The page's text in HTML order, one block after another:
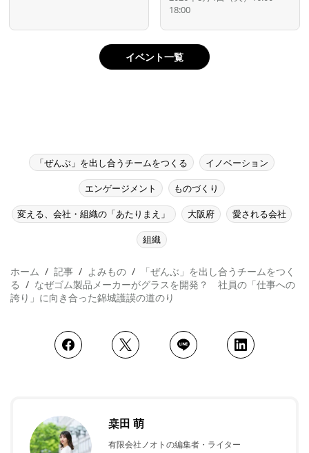
18:00
イベント一覧
「ぜんぶ」を出し合うチームをつくる イノベーション
エンゲージメント ものづくり
変える、会社・組織の「あたりまえ」 大阪府 愛される会社
組織
ホーム 記事 よみもの
「ぜんぶ」を出し合うチームをつく
る
なぜゴム製品メーカーがグラスを開発？ 社員の「仕事への
誇り」に向き合った錦城護謨の道のり
桒田 萌
有限会社ノオトの編集者・ライター